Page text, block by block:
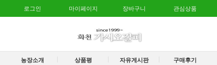
로그인 마이페이지 장바구니 관심상품
농장소개 상품평 자유게시판 구매후기